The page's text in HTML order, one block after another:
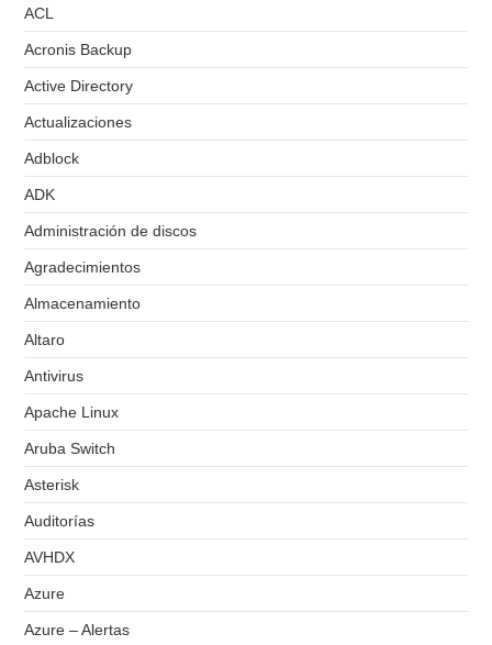
ACL
Acronis Backup
Active Directory
Actualizaciones
Adblock
ADK
Administración de discos
Agradecimientos
Almacenamiento
Altaro
Antivirus
Apache Linux
Aruba Switch
Asterisk
Auditorías
AVHDX
Azure
Azure – Alertas